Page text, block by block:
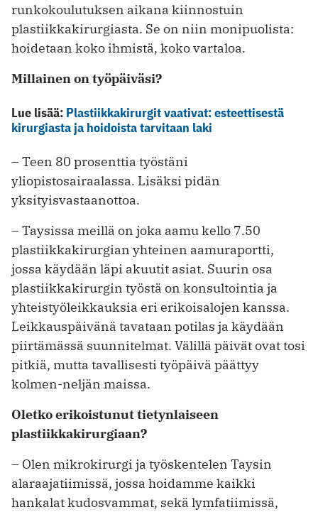
runkokoulutuksen aikana kiinnostuin
plastiikkakirurgiasta. Se on niin monipuolista:
hoidetaan koko ihmistä, koko vartaloa.
Millainen on työpäiväsi?
Lue lisää: Plastiikkakirurgit vaativat: esteettisestä
kirurgiasta ja hoidoista tarvitaan laki
– Teen 80 prosenttia työstäni
yliopistosairaalassa. Lisäksi pidän
yksityisvastaanottoa.
– Taysissa meillä on joka aamu kello 7.50
plastiikkakirurgian yhteinen aamuraportti,
jossa käydään läpi akuutit asiat. Suurin osa
plastiikkakirurgin työstä on konsultointia ja
yhteistyöleikkauksia eri erikoisalojen kanssa.
Leikkauspäivänä tavataan potilas ja käydään
piirtämässä suunnitelmat. Välillä päivät ovat tosi
pitkiä, mutta tavallisesti työpäivä päättyy
kolmen-neljän maissa.
Oletko erikoistunut tietynlaiseen
plastiikkakirurgiaan?
– Olen mikrokirurgi ja työskentelen Taysin
alaraajatiimissä, jossa hoidamme kaikki
hankalat kudosvammat, sekä lymfatiimissä,